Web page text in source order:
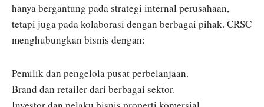
hanya bergantung pada strategi internal perusahaan,
tetapi juga pada kolaborasi dengan berbagai pihak. CRSC
menghubungkan bisnis dengan:
Pemilik dan pengelola pusat perbelanjaan.
Brand dan retailer dari berbagai sektor.